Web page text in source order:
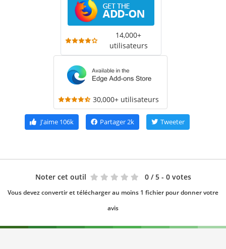
14,000+
utilisateurs
30,000+ utilisateurs
J'aime106k Partager2k Tweeter
Noter cet outil 0 / 5 - 0 votes
Vous devez convertir et télécharger au moins 1 fichier pour donner votre
avis